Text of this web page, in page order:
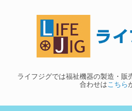
ライフジグでは福祉機器の製造・販
合わせはこちら